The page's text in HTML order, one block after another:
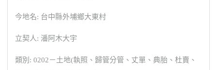
今地名: 台中縣外埔鄉大東村
立契人: 潘阿木大宇
類別: 0202－土地(執照、歸管分管、丈單、典胎、杜賣、